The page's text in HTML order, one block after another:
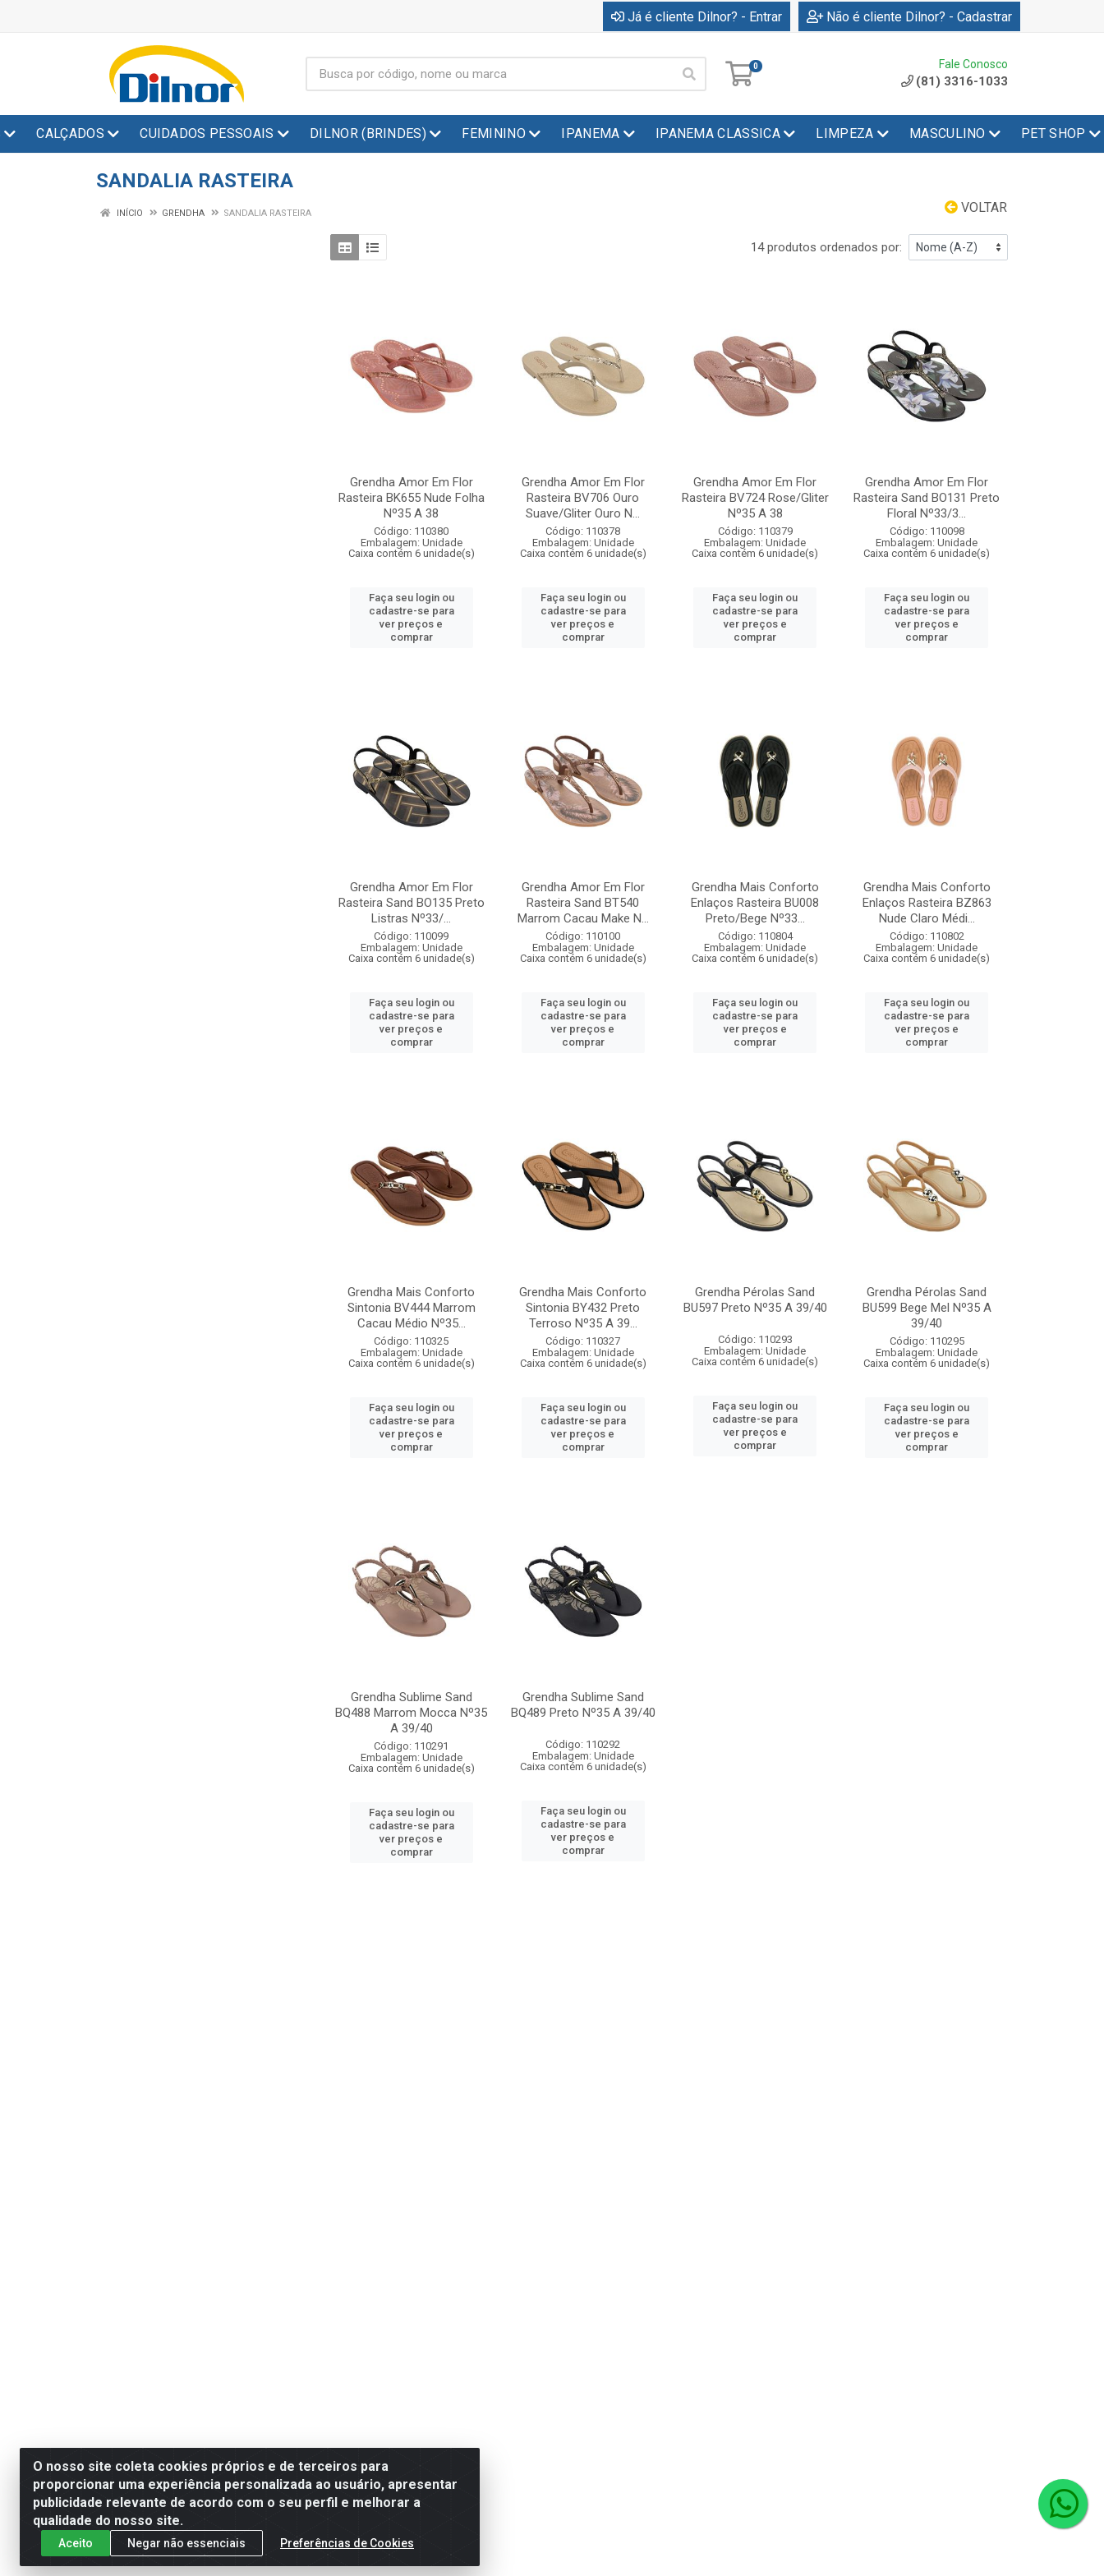
Já é cliente Dilnor? - Entrar Não é cliente Dilnor? - Cadastrar
0 Fale Conosco
(81) 3316-1033
CALÇADOS CUIDADOS PESSOAIS DILNOR (BRINDES) FEMININO IPANEMA IPANEMA CLASSICA LIMPEZA MASCULINO PET SHOP
SANDALIA RASTEIRA
VOLTAR
INÍCIO GRENDHA SANDALIA RASTEIRA
14 produtos ordenados por:
Grendha Amor Em Flor
Rasteira BK655 Nude Folha
Nº35 A 38
Código: 110380
Embalagem: Unidade
Caixa contém 6 unidade(s)
Faça seu login ou
cadastre-se para
ver preços e
comprar
Grendha Amor Em Flor
Rasteira BV706 Ouro
Suave/Gliter Ouro N...
Código: 110378
Embalagem: Unidade
Caixa contém 6 unidade(s)
Faça seu login ou
cadastre-se para
ver preços e
comprar
Grendha Amor Em Flor
Rasteira BV724 Rose/Gliter
Nº35 A 38
Código: 110379
Embalagem: Unidade
Caixa contém 6 unidade(s)
Faça seu login ou
cadastre-se para
ver preços e
comprar
Grendha Amor Em Flor
Rasteira Sand BO131 Preto
Floral Nº33/3...
Código: 110098
Embalagem: Unidade
Caixa contém 6 unidade(s)
Faça seu login ou
cadastre-se para
ver preços e
comprar
Grendha Amor Em Flor
Rasteira Sand BO135 Preto
Listras Nº33/...
Código: 110099
Embalagem: Unidade
Caixa contém 6 unidade(s)
Faça seu login ou
cadastre-se para
ver preços e
comprar
Grendha Amor Em Flor
Rasteira Sand BT540
Marrom Cacau Make N...
Código: 110100
Embalagem: Unidade
Caixa contém 6 unidade(s)
Faça seu login ou
cadastre-se para
ver preços e
comprar
Grendha Mais Conforto
Enlaços Rasteira BU008
Preto/Bege Nº33...
Código: 110804
Embalagem: Unidade
Caixa contém 6 unidade(s)
Faça seu login ou
cadastre-se para
ver preços e
comprar
Grendha Mais Conforto
Enlaços Rasteira BZ863
Nude Claro Médi...
Código: 110802
Embalagem: Unidade
Caixa contém 6 unidade(s)
Faça seu login ou
cadastre-se para
ver preços e
comprar
Grendha Mais Conforto
Sintonia BV444 Marrom
Cacau Médio Nº35...
Código: 110325
Embalagem: Unidade
Caixa contém 6 unidade(s)
Faça seu login ou
cadastre-se para
ver preços e
comprar
Grendha Mais Conforto
Sintonia BY432 Preto
Terroso Nº35 A 39...
Código: 110327
Embalagem: Unidade
Caixa contém 6 unidade(s)
Faça seu login ou
cadastre-se para
ver preços e
comprar
Grendha Pérolas Sand
BU597 Preto Nº35 A 39/40
Código: 110293
Embalagem: Unidade
Caixa contém 6 unidade(s)
Faça seu login ou
cadastre-se para
ver preços e
comprar
Grendha Pérolas Sand
BU599 Bege Mel Nº35 A
39/40
Código: 110295
Embalagem: Unidade
Caixa contém 6 unidade(s)
Faça seu login ou
cadastre-se para
ver preços e
comprar
Grendha Sublime Sand
BQ488 Marrom Mocca Nº35
A 39/40
Código: 110291
Embalagem: Unidade
Caixa contém 6 unidade(s)
Faça seu login ou
cadastre-se para
ver preços e
comprar
Grendha Sublime Sand
BQ489 Preto Nº35 A 39/40
Código: 110292
Embalagem: Unidade
Caixa contém 6 unidade(s)
Faça seu login ou
cadastre-se para
ver preços e
comprar
O nosso site coleta cookies próprios e de terceiros para
proporcionar uma experiência personalizada ao usuário, apresentar
publicidade relevante de acordo com o seu perfil e melhorar a
qualidade do nosso site.
Aceito Negar não essenciais Preferências de Cookies